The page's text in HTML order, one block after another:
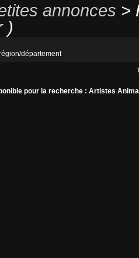
annonces >
)
département
pour la recherche : Artistes